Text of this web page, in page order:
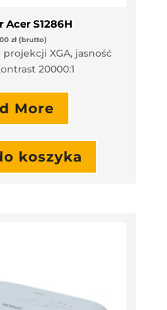
S1286H
zł (brutto)
XGA, jasność
20000:1
More
koszyka